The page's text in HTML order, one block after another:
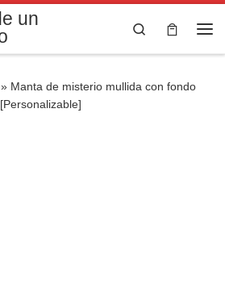
un
Search
» Manta de misterio mullida con fondo